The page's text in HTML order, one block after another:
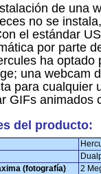
de una
no se
el estándar
por parte
ha
una webcam
para cualquier
GIFs animados
del producto:
(fotografía)
2